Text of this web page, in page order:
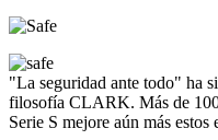
"La seguridad ante todo" ha
filosofía CLARK. Más de 100
Serie S mejore aún más estos